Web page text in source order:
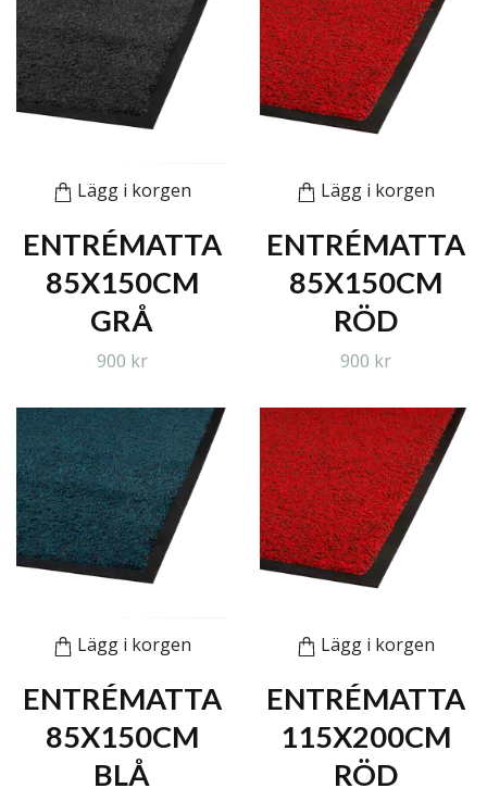
Lägg i korgen
ENTRÉMATTA
85X150CM
GRÅ
900 kr
Lägg i korgen
ENTRÉMATTA
85X150CM
RÖD
900 kr
Lägg i korgen
ENTRÉMATTA
85X150CM
BLÅ
Lägg i korgen
ENTRÉMATTA
115X200CM
RÖD